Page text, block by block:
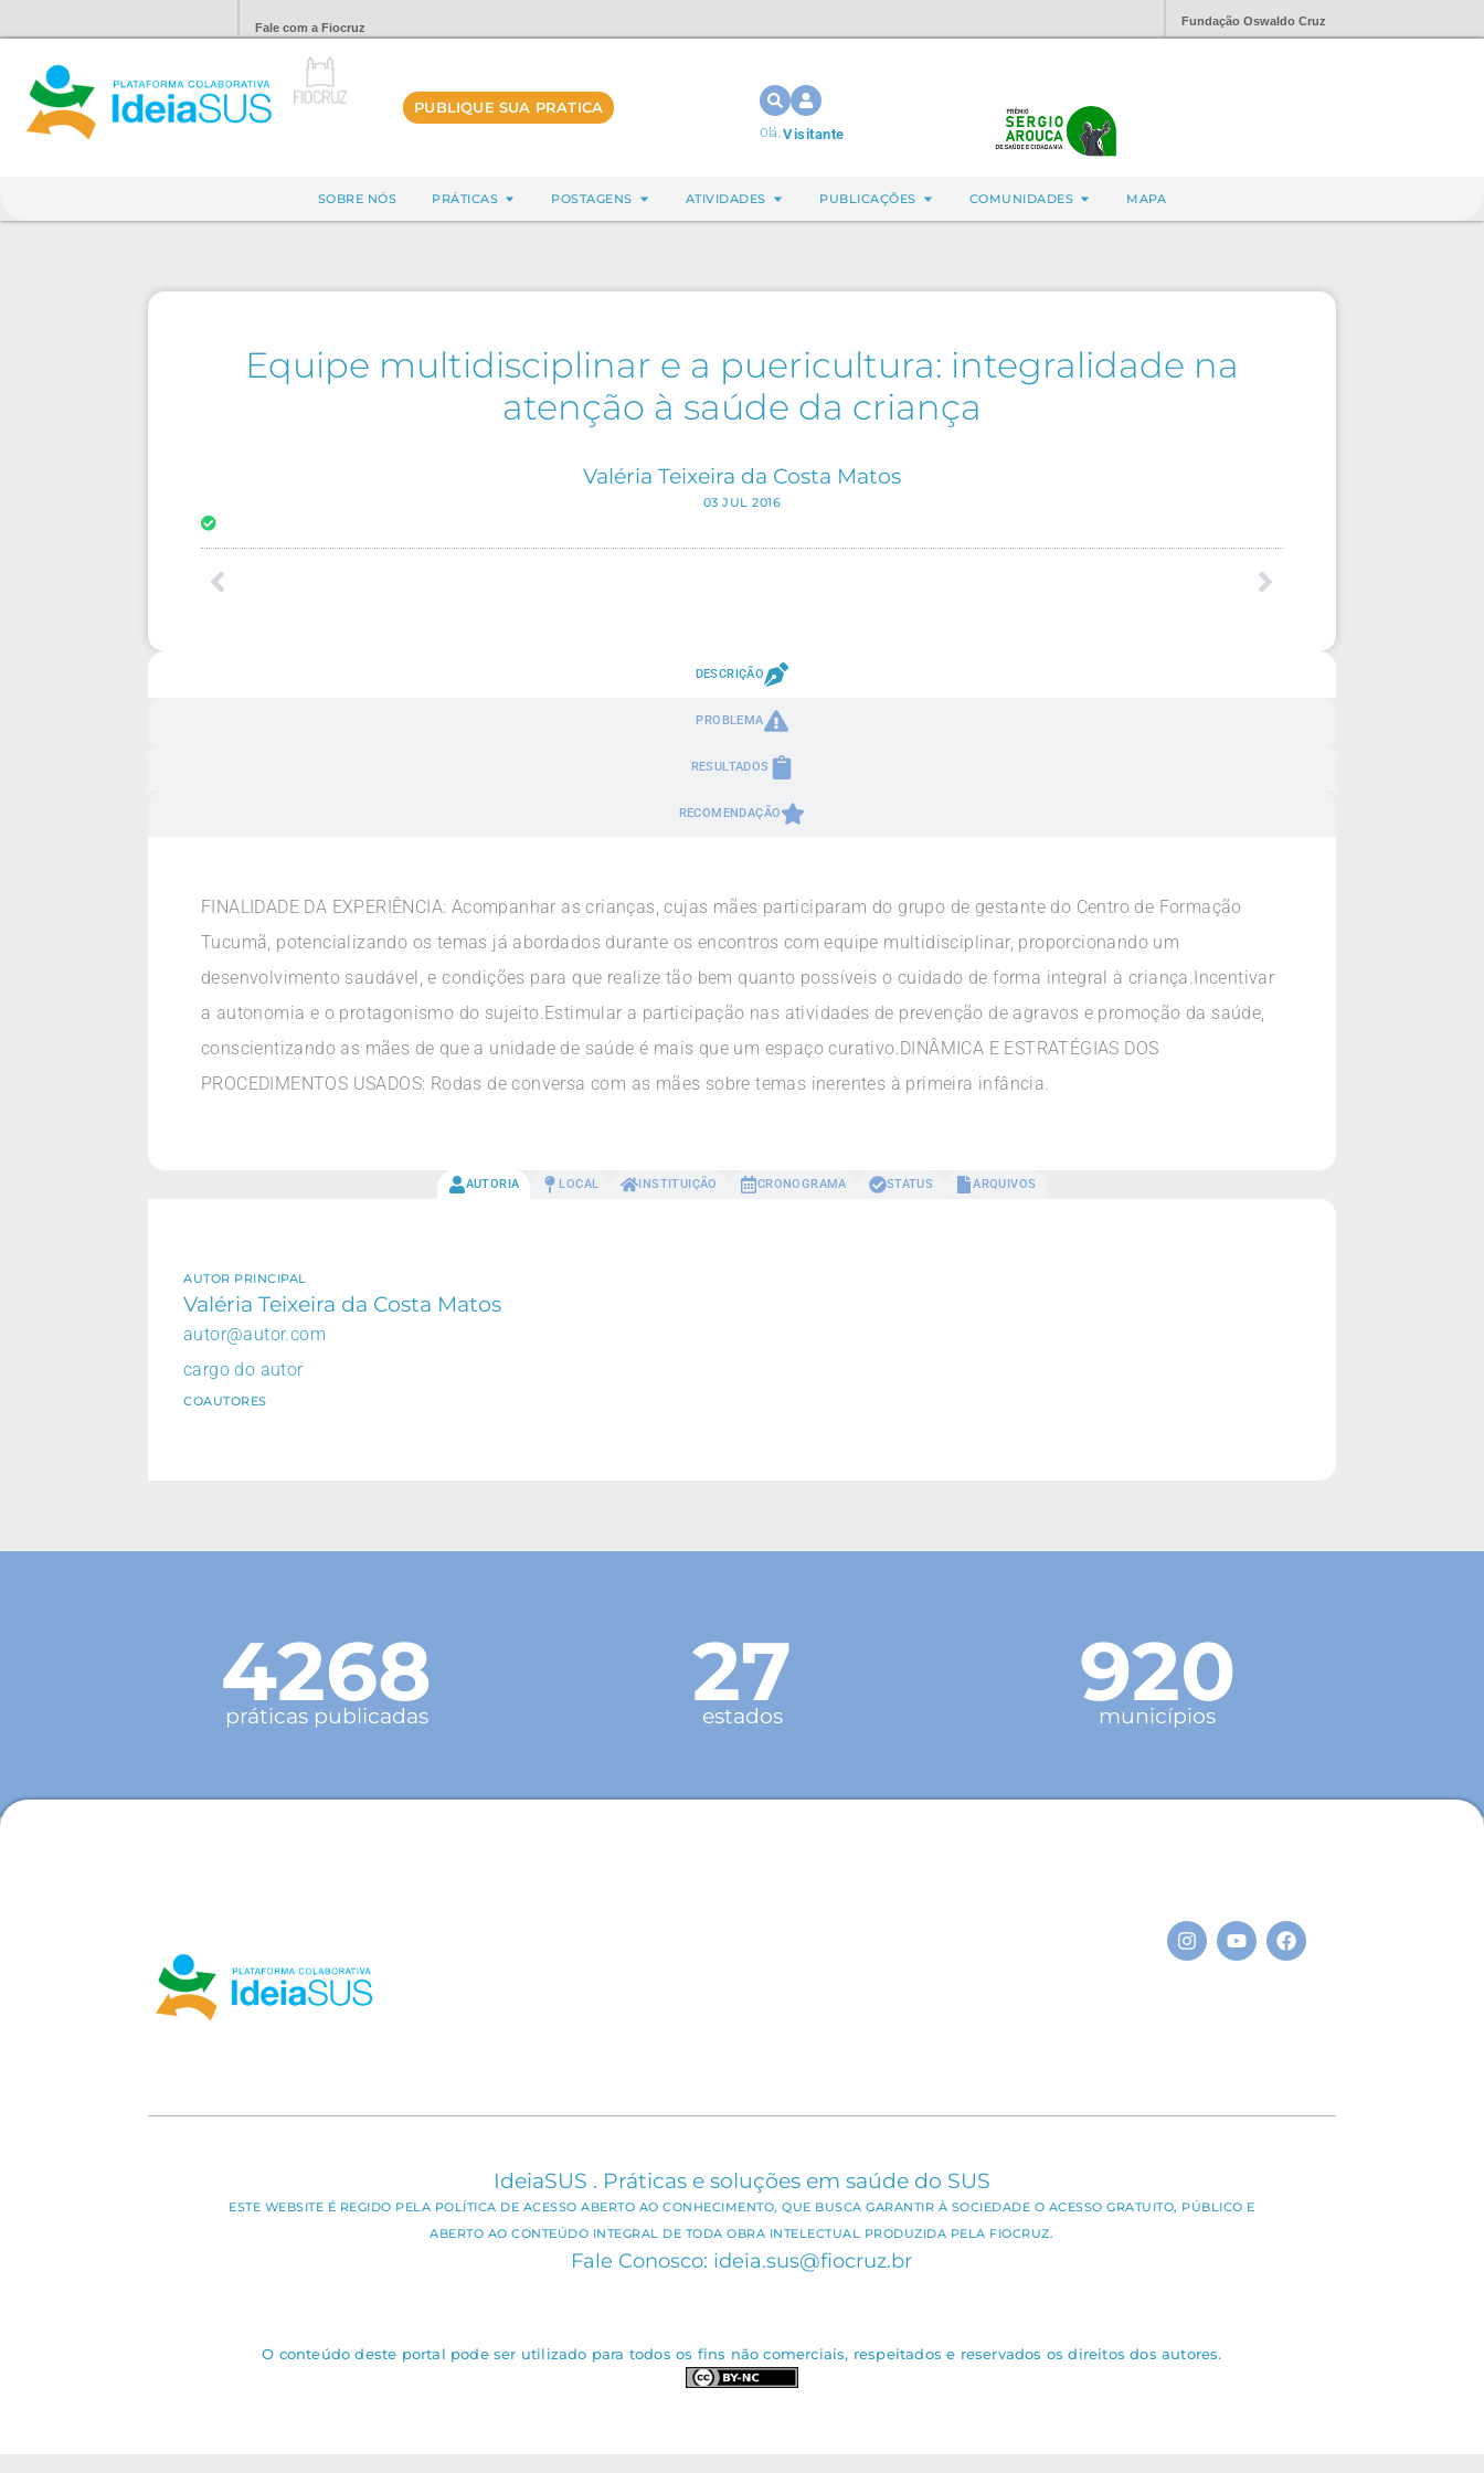
Fale com a Fiocruz Fundação Oswaldo Cruz
PUBLIQUE SUA PRATICA
Olá,Visitante
SOBRE NÓS PRÁTICAS POSTAGENS ATIVIDADES PUBLICAÇÕES COMUNIDADES MAPA
Equipe multidisciplinar e a puericultura: integralidade na
atenção à saúde da criança
Valéria Teixeira da Costa Matos
03 JUL 2016
DESCRIÇÃO
PROBLEMA
RESULTADOS
RECOMENDAÇÃO
FINALIDADE DA EXPERIÊNCIA: Acompanhar as crianças, cujas mães participaram do grupo de gestante do Centro de Formação
Tucumã, potencializando os temas já abordados durante os encontros com equipe multidisciplinar, proporcionando um
desenvolvimento saudável, e condições para que realize tão bem quanto possíveis o cuidado de forma integral à criança.Incentivar
a autonomia e o protagonismo do sujeito.Estimular a participação nas atividades de prevenção de agravos e promoção da saúde,
conscientizando as mães de que a unidade de saúde é mais que um espaço curativo.DINÂMICA E ESTRATÉGIAS DOS
PROCEDIMENTOS USADOS: Rodas de conversa com as mães sobre temas inerentes à primeira infância.
AUTORIA LOCAL INSTITUIÇÃO CRONOGRAMA STATUS ARQUIVOS
AUTOR PRINCIPAL
Valéria Teixeira da Costa Matos
autor@autor.com
cargo do autor
COAUTORES
4268
práticas publicadas 27
estados 920
municípios
IdeiaSUS . Práticas e soluções em saúde do SUS
ESTE WEBSITE É REGIDO PELA POLÍTICA DE ACESSO ABERTO AO CONHECIMENTO, QUE BUSCA GARANTIR À SOCIEDADE O ACESSO GRATUITO, PÚBLICO E
ABERTO AO CONTEÚDO INTEGRAL DE TODA OBRA INTELECTUAL PRODUZIDA PELA FIOCRUZ.
Fale Conosco: ideia.sus@fiocruz.br
O conteúdo deste portal pode ser utilizado para todos os fins não comerciais, respeitados e reservados os direitos dos autores.